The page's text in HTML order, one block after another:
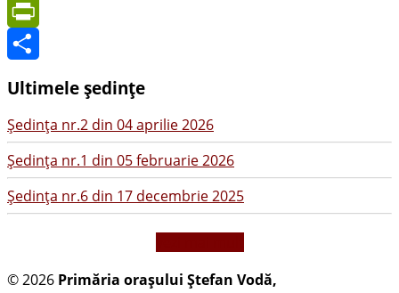
LinkedIn
PrintFriendly
Ultimele ședințe
Şedinţa nr.2 din 04 aprilie 2026
Şedinţa nr.1 din 05 februarie 2026
Şedinţa nr.6 din 17 decembrie 2025
© 2026 Primăria oraşului Ştefan Vodă,